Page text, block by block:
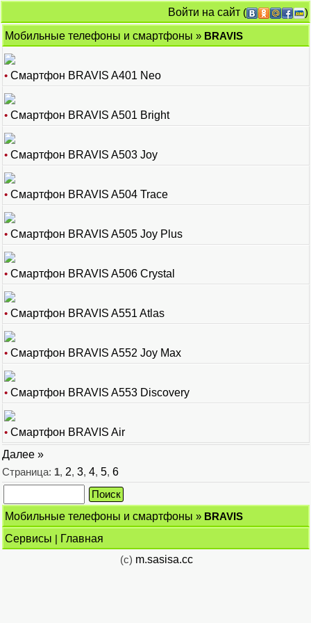
Войти на сайт (
)
Мобильные телефоны и смартфоны » BRAVIS
• Смартфон BRAVIS A401 Neo
• Смартфон BRAVIS A501 Bright
• Смартфон BRAVIS A503 Joy
• Смартфон BRAVIS A504 Trace
• Смартфон BRAVIS A505 Joy Plus
• Смартфон BRAVIS A506 Crystal
• Смартфон BRAVIS A551 Atlas
• Смартфон BRAVIS A552 Joy Max
• Смартфон BRAVIS A553 Discovery
• Смартфон BRAVIS Air
Далее »
Страница: 1, 2, 3, 4, 5, 6
Мобильные телефоны и смартфоны » BRAVIS
Сервисы | Главная
(c) m.sasisa.cc